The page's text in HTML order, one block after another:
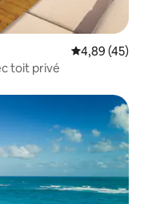
Note
4,89 (45)
toit privé